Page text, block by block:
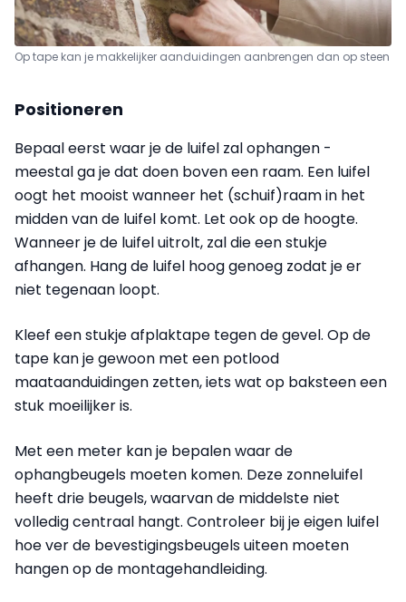
Op tape kan je makkelijker aanduidingen aanbrengen dan op steen
Positioneren
Bepaal eerst waar je de luifel zal ophangen -
meestal ga je dat doen boven een raam. Een luifel
oogt het mooist wanneer het (schuif)raam in het
midden van de luifel komt. Let ook op de hoogte.
Wanneer je de luifel uitrolt, zal die een stukje
afhangen. Hang de luifel hoog genoeg zodat je er
niet tegenaan loopt.
Kleef een stukje afplaktape tegen de gevel. Op de
tape kan je gewoon met een potlood
maataanduidingen zetten, iets wat op baksteen een
stuk moeilijker is.
Met een meter kan je bepalen waar de
ophangbeugels moeten komen. Deze zonneluifel
heeft drie beugels, waarvan de middelste niet
volledig centraal hangt. Controleer bij je eigen luifel
hoe ver de bevestigings­beugels uiteen moeten
hangen op de montagehandleiding.